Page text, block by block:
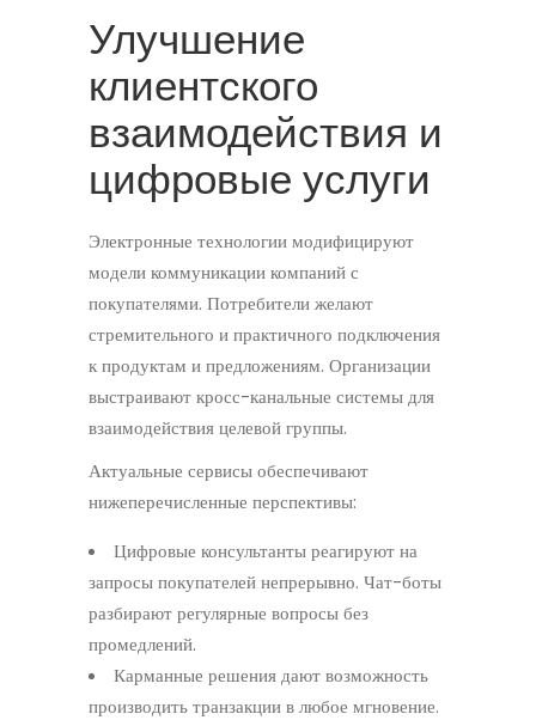
Улучшение
клиентского
взаимодействия и
цифровые услуги
Электронные технологии модифицируют
модели коммуникации компаний с
покупателями. Потребители желают
стремительного и практичного подключения
к продуктам и предложениям. Организации
выстраивают кросс-канальные системы для
взаимодействия целевой группы.
Актуальные сервисы обеспечивают
нижеперечисленные перспективы:
Цифровые консультанты реагируют на
запросы покупателей непрерывно. Чат-боты
разбирают регулярные вопросы без
промедлений.
Карманные решения дают возможность
производить транзакции в любое мгновение.